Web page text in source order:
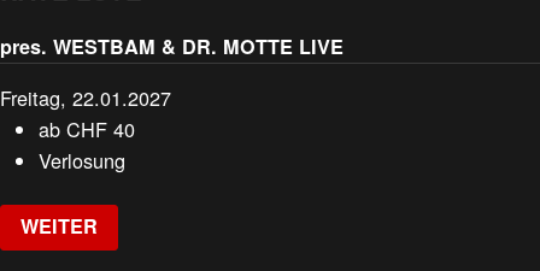
pres. WESTBAM & DR. MOTTE LIVE
Freitag, 22.01.2027
abCHF 40
Verlosung
WEITER